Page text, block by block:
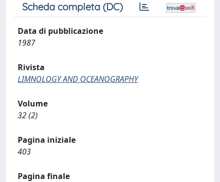
Scheda completa (DC)
Data di pubblicazione
1987
Rivista
LIMNOLOGY AND OCEANOGRAPHY
Volume
32 (2)
Pagina iniziale
403
Pagina finale